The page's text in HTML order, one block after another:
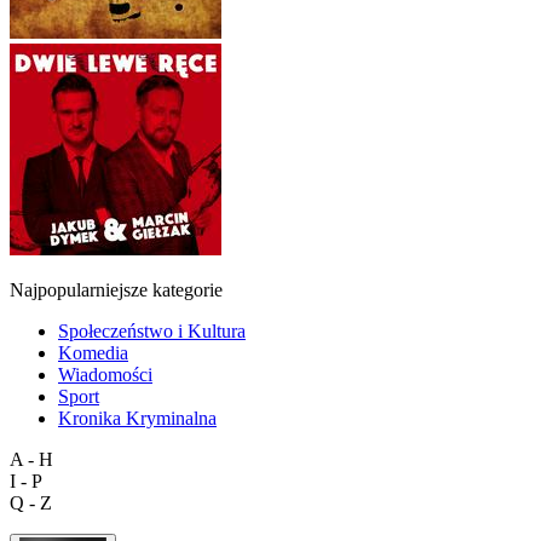
Najpopularniejsze kategorie
Społeczeństwo i Kultura
Komedia
Wiadomości
Sport
Kronika Kryminalna
A - H
I - P
Q - Z